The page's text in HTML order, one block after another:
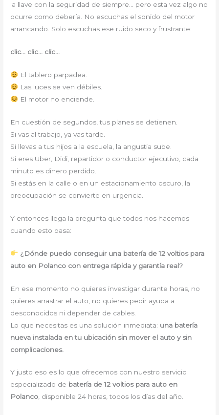
la llave con la seguridad de siempre… pero esta vez algo no
ocurre como debería. No escuchas el sonido del motor
arrancando. Solo escuchas ese ruido seco y frustrante:
clic… clic… clic…
El tablero parpadea.
Las luces se ven débiles.
El motor no enciende.
En cuestión de segundos, tus planes se detienen.
Si vas al trabajo, ya vas tarde.
Si llevas a tus hijos a la escuela, la angustia sube.
Si eres Uber, Didi, repartidor o conductor ejecutivo, cada
minuto es dinero perdido.
Si estás en la calle o en un estacionamiento oscuro, la
preocupación se convierte en urgencia.
Y entonces llega la pregunta que todos nos hacemos
cuando esto pasa:
¿Dónde puedo conseguir una batería de 12 voltios para
auto en Polanco con entrega rápida y garantía real?
En ese momento no quieres investigar durante horas, no
quieres arrastrar el auto, no quieres pedir ayuda a
desconocidos ni depender de cables.
Lo que necesitas es una solución inmediata: una batería
nueva instalada en tu ubicación sin mover el auto y sin
complicaciones.
Y justo eso es lo que ofrecemos con nuestro servicio
especializado de batería de 12 voltios para auto en
Polanco, disponible 24 horas, todos los días del año.